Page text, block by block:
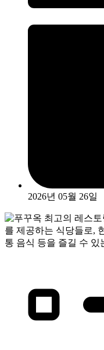
2026년 05월 26일